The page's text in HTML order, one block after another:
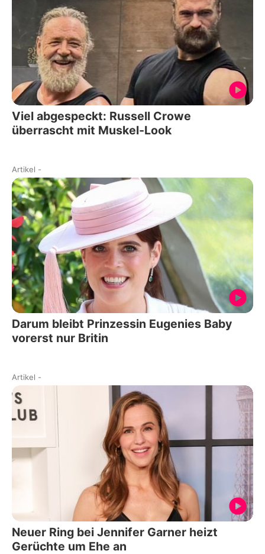
Viel abgespeckt: Russell Crowe
überrascht mit Muskel-Look
Artikel -
Darum bleibt Prinzessin Eugenies Baby
vorerst nur Britin
Artikel -
Neuer Ring bei Jennifer Garner heizt
Gerüchte um Ehe an